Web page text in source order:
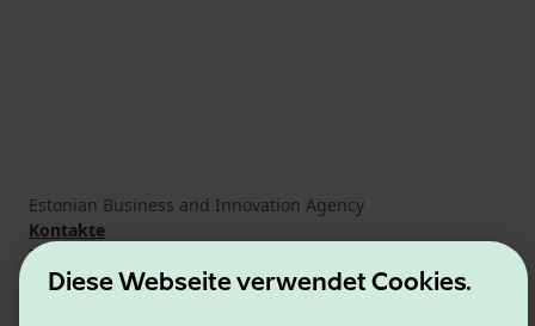
Diese Webseite verwendet Cookies.
Estonian Business and Innovation Agency
Kontakte
Kooperationspartner
Nutzungsbedingungen